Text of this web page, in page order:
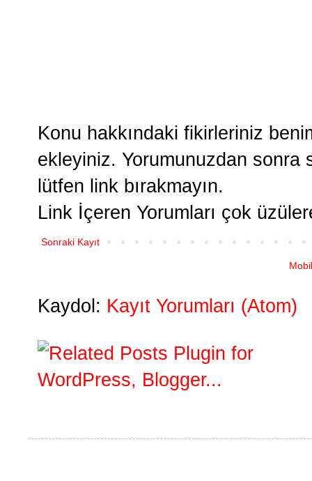
Konu hakkındaki fikirleriniz
ekleyiniz. Yorumunuzdan
lütfen link bırakmayın.
Link İçeren Yorumları çok
Sonraki Kayıt
Kaydol: Kayıt Yorumları (Atom)